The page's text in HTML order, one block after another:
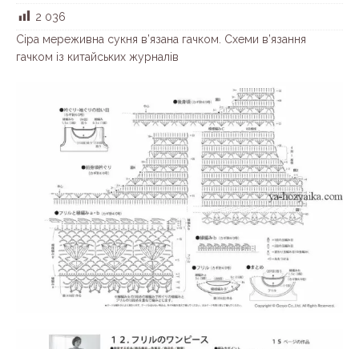
2 036
Сіра мереживна сукня в’язана гачком. Схеми в’язання
гачком із китайських журналів